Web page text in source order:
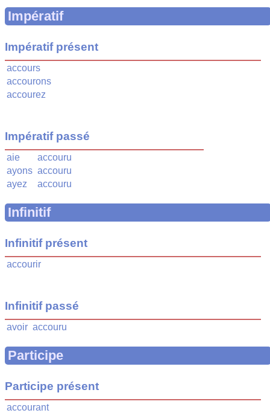
Impératif
Impératif présent
accours
accourons
accourez
Impératif passé
aie
accouru
ayons accouru
ayez
accouru
Infinitif
Infinitif présent
accourir
Infinitif passé
avoir accouru
Participe
Participe présent
accourant